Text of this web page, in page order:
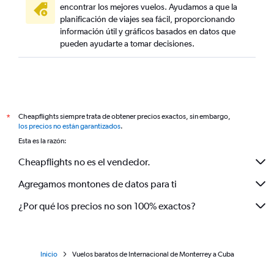
encontrar los mejores vuelos. Ayudamos a que la
planificación de viajes sea fácil, proporcionando
información útil y gráficos basados en datos que
pueden ayudarte a tomar decisiones.
*
Cheapflights siempre trata de obtener precios exactos, sin embargo,
los precios no están garantizados.
Esta es la razón:
Cheapflights no es el vendedor.
Agregamos montones de datos para ti
¿Por qué los precios no son 100% exactos?
Inicio Vuelos baratos de Internacional de Monterrey a Cuba